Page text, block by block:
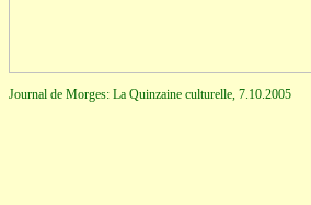
Journal de Morges: La Quinzaine culturelle, 7.10.2005